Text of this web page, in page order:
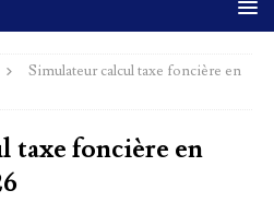
Simulateur calcul taxe foncière en
taxe foncière en